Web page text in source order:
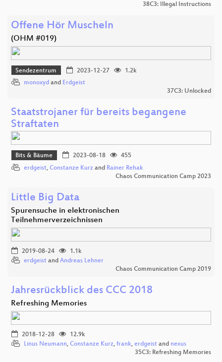
38C3: Illegal Instructions
Offene Hör Muscheln
(OHM #019)
Sendezentrum 2023-12-27
1.2k
monoxyd and Erdgeist
37C3: Unlocked
Staatstrojaner für bereits begangene
Straftaten
Bits & Bäume 2023-08-18
455
erdgeist, Constanze Kurz and Rainer Rehak
Chaos Communication Camp 2023
Little Big Data
Spurensuche in elektronischen
Teilnehmerverzeichnissen
2019-08-24
1.1k
erdgeist and Andreas Lehner
Chaos Communication Camp 2019
Jahresrückblick des CCC 2018
Refreshing Memories
2018-12-28
12.9k
Linus Neumann, Constanze Kurz, frank, erdgeist and nexus
35C3: Refreshing Memories